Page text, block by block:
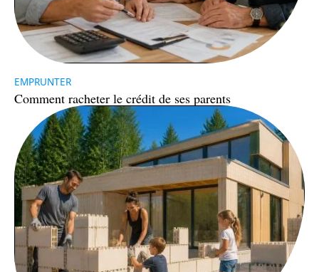
EMPRUNTER
Comment racheter le crédit de ses parents